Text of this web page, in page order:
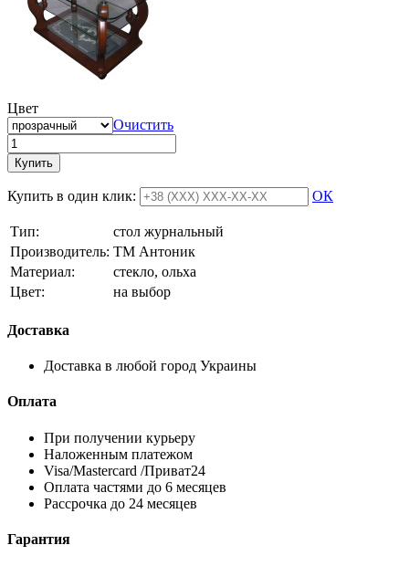
Цвет
Очистить
Купить
Купить в один клик: ОК
Тип:
стол журнальный
Производитель: ТМ Антоник
Материал:
стекло, ольха
Цвет:
на выбор
Доставка
Доставка в любой город Украины
Оплата
При получении курьеру
Наложенным платежом
Visa/Mastercard /Приват24
Оплата частями до 6 месяцев
Рассрочка до 24 месяцев
Гарантия